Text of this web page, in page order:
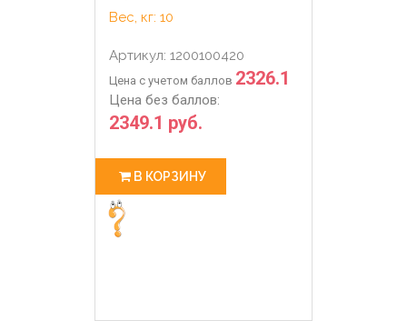
Вес, кг: 10
Артикул: 1200100420
Цена с учетом баллов 2326.1
Цена без баллов:
2349.1 руб.
В КОРЗИНУ